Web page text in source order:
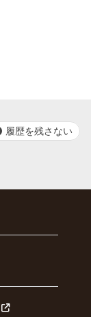
履歴を残さない